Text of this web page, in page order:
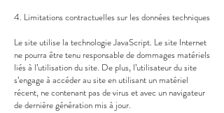
4. Limitations contractuelles sur les données techniques
Le site utilise la technologie JavaScript. Le site Internet
ne pourra être tenu responsable de dommages matériels
liés à l’utilisation du site. De plus, l’utilisateur du site
s’engage à accéder au site en utilisant un matériel
récent, ne contenant pas de virus et avec un navigateur
de dernière génération mis à jour.